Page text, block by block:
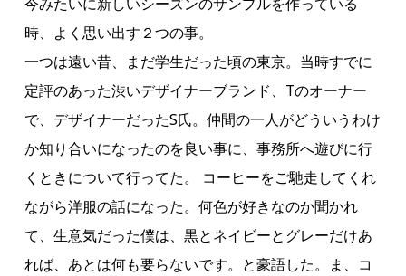
時、よく思い出す２つの事。
一つは遠い昔、まだ学生だった頃の東京。当時すでに
定評のあった渋いデザイナーブランド、Tのオーナー
で、デザイナーだったS氏。仲間の一人がどういうわけ
か知り合いになったのを良い事に、事務所へ遊びに行
くときについて行ってた。 コーヒーをご馳走してくれ
ながら洋服の話になった。何色が好きなのか聞かれ
て、生意気だった僕は、黒とネイビーとグレーだけあ
れば、あとは何も要らないです。と豪語した。ま、コ